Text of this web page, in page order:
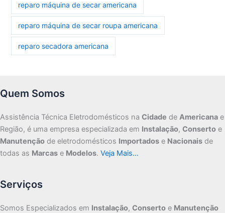
reparo máquina de secar americana
reparo máquina de secar roupa americana
reparo secadora americana
Quem Somos
Assistência Técnica Eletrodomésticos na Cidade de Americana e
Região, é uma empresa especializada em Instalação, Conserto e
Manutenção de eletrodomésticos Importados e Nacionais de
todas as Marcas e Modelos. Veja Mais…
Serviços
Somos Especializados em Instalação, Conserto e Manutenção